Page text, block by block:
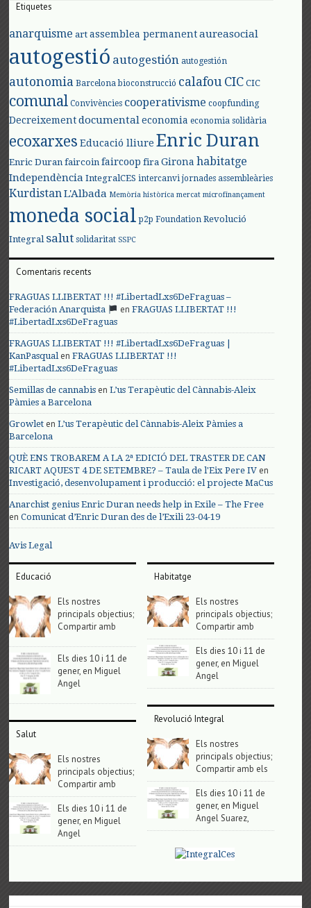
Etiquetes
anarquisme art assemblea permanent aureasocial
autogestió autogestión autogestión
autonomia Barcelona bioconstrucció calafouCIC CIC
comunal Convivències cooperativisme coopfunding
Decreixement documental economia economia solidària
ecoxarxes Educació lliure Enric Duran
Enric Duran faircoin faircoop fira Girona habitatge
Independència IntegralCES intercanvi jornades assembleàries
KurdistanL'Albada Memòria històrica mercat microfinançament
moneda social p2p Foundation Revolució
Integral salut solidaritat SSPC
Comentaris recents
FRAGUAS LLIBERTAT !!! #LibertadLxs6DeFraguas –
Federación Anarquista
enFRAGUAS LLIBERTAT !!!
#LibertadLxs6DeFraguas
FRAGUAS LLIBERTAT !!! #LibertadLxs6DeFraguas |
KanPasqualenFRAGUAS LLIBERTAT !!!
#LibertadLxs6DeFraguas
Semillas de cannabis enL’us Terapèutic del Cànnabis-Aleix
Pàmies a Barcelona
Growlet enL’us Terapèutic del Cànnabis-Aleix Pàmies a
Barcelona
QUÈ ENS TROBAREM A LA 2ª EDICIÓ DEL TRASTER DE CAN
RICART AQUEST 4 DE SETEMBRE? – Taula de l'Eix Pere IV en
Investigació, desenvolupament i producció: el projecte MaCus
Anarchist genius Enric Duran needs help in Exile – The Free
enComunicat d’Enric Duran des de l’Exili 23-04-19
Avis Legal
Educació
Els nostres
principals objectius;
Compartir amb
Els dies 10 i 11 de
gener, en Miguel
Angel
Salut
Els nostres
principals objectius;
Compartir amb
Els dies 10 i 11 de
gener, en Miguel
Angel
Habitatge
Els nostres
principals objectius;
Compartir amb
Els dies 10 i 11 de
gener, en Miguel
Angel
Revolució Integral
Els nostres
principals objectius;
Compartir amb els
Els dies 10 i 11 de
gener, en Miguel
Angel Suarez,